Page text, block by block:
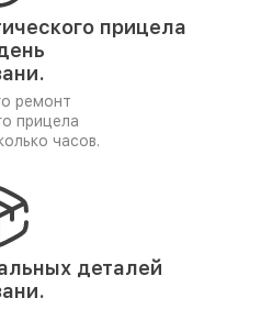
прицела
ремонт
прицела
часов.
деталей